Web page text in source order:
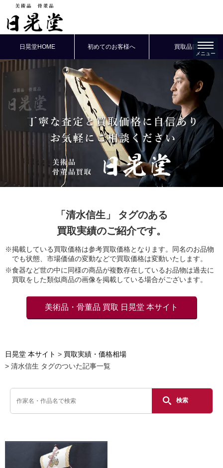
日晃堂HOME 初めてのお客様へ 買取品目
「清水信生」
タグのある
買取実績のご紹介です。
※掲載している買取価格は参考買取価格となります。同名のお品物
でも状態、市場価値の変動などで買取価格は変動いたします。
※食器など世の中に同様の商品が複数存在しているお品物は過去に
買取をした類似商品の画像を掲載している場合がございます。
美術品・骨董品 買取 日晃堂 本サイト
日晃堂 本サイト
買取実績・価格相場
清水信生 タグのついた記事一覧
検索